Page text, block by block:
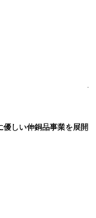
.
しい伸銅品事業を展開